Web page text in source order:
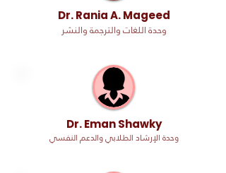
Dr. Rania A. Mageed
وحدة اللغات والترجمة والنشر
Dr. Eman Shawky
وحدة الإرشاد الطلابي والدعم النفسي